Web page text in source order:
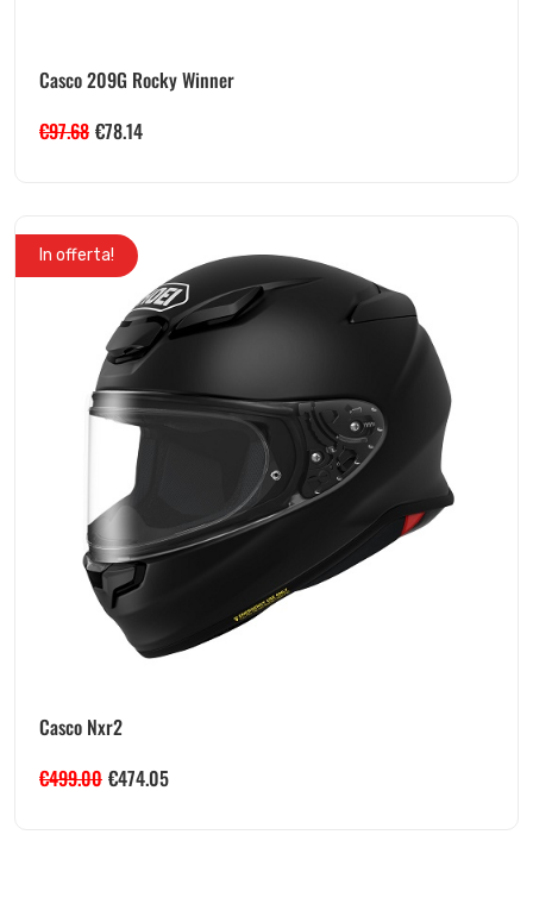
Casco 209G Rocky Winner
€97.68 €78.14
In offerta!
Casco Nxr2
€499.00 €474.05